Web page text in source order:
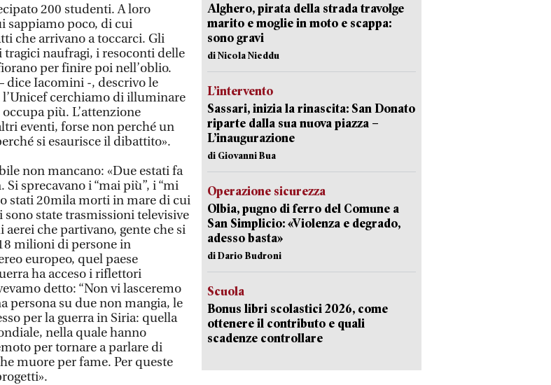
200 studenti. A loro
sappiamo poco, di cui
che arrivano a toccarci. Gli
naufragi, i resoconti delle
per finire poi nell’oblio.
dice Iacomini -, descrivo le
cerchiamo di illuminare
più. L’attenzione
eventi, forse non perché un
si esaurisce il dibattito».
non mancano: «Due estati fa
sprecavano i “mai più”, i “mi
stati 20mila morti in mare di cui
state trasmissioni televisive
che partivano, gente che si
milioni di persone in
europeo, quel paese
ha acceso i riflettori
detto: “Non vi lasceremo
persona su due non mangia, le
per la guerra in Siria: quella
nella quale hanno
per tornare a parlare di
muore per fame. Per queste
Alghero, pirata della strada travolge
marito e moglie in moto e scappa:
sono gravi
di Nicola Nieddu
L’intervento
Sassari, inizia la rinascita: San Donato
riparte dalla sua nuova piazza –
L’inaugurazione
di Giovanni Bua
Operazione sicurezza
Olbia, pugno di ferro del Comune a
San Simplicio: «Violenza e degrado,
adesso basta»
di Dario Budroni
Scuola
Bonus libri scolastici 2026, come
ottenere il contributo e quali
scadenze controllare